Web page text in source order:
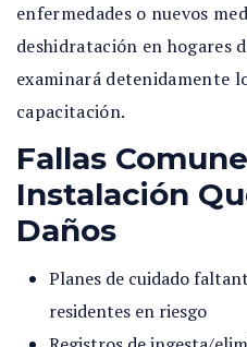
enfermedades o nuevos
deshidratación en hogares
examinará detenidamente
capacitación.
Fallas
Instalación
Daños
Planes de cuidado
residentes en riesgo